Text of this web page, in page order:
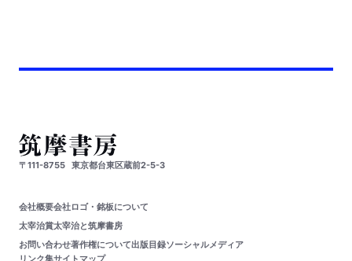
〒111-8755 東京都台東区蔵前2-5-3
会社概要会社ロゴ・銘板について
太宰治賞太宰治と筑摩書房
お問い合わせ著作権について出版目録ソーシャルメディア
リンク集サイトマップ